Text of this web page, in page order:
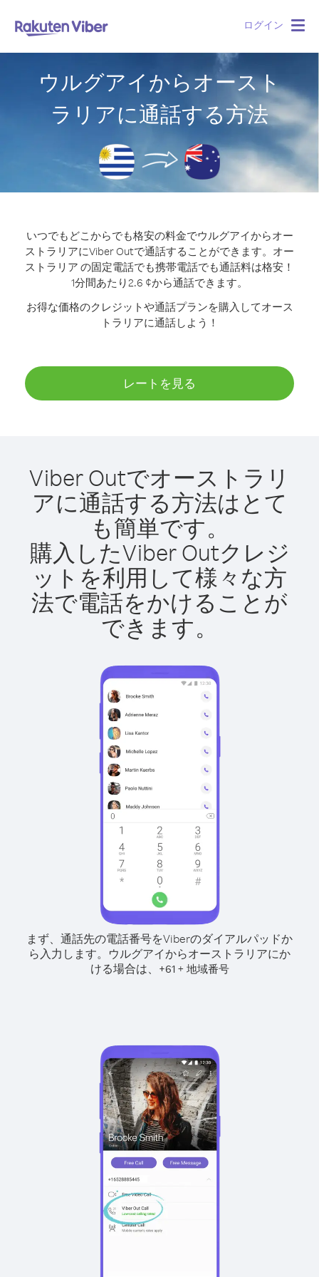
ログイン
ウルグアイからオースト
ラリアに通話する方法
いつでもどこからでも格安の料金でウルグアイからオー
ストラリアにViber Outで通話することができます。 オー
ストラリア の固定電話でも携帯電話でも通話料は格安！
1分間あたり2.6 ¢から通話できます。
お得な価格のクレジットや通話プランを購入してオース
トラリアに通話しよう！
レートを見る
Viber Outでオーストラリ
アに通話する方法はとて
も簡単です。
購入したViber Outクレジ
ットを利用して様々な方
法で電話をかけることが
できます。
まず、通話先の電話番号をViberのダイアルパッドか
ら入力します。 ウルグアイからオーストラリアにか
ける場合は、
+61+ 地域番号